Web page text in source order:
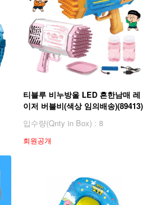
티블루 비누방울 LED 흔한남매 레
이저 버블비(색상 임의배송)(89413)
입수량(Qnty in Box) : 8
회원공개